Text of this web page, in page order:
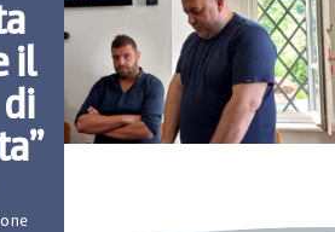
il